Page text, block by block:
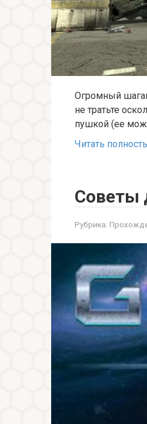
Огромный
не тратьте
пушкой (ее
Читать
Советы
Рубрика: